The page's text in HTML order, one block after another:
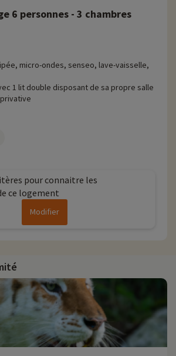
6 personnes - 3 chambres
micro-ondes, senseo, lave-vaisselle,
1 lit double disposant de sa propre salle
pour connaitre les
ce logement
Modifier